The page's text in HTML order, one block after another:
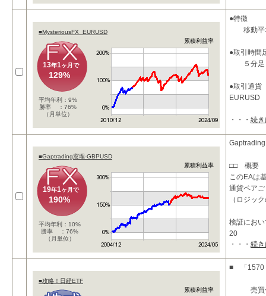
■MysteriousFX_EURUSD
累積利益率
13年1ヶ月で
129%
平均年利：9%
勝率 ：76%
（月単位）
●特徴
移動平均
●取引時間
５分足
●取引通貨
EURUSD
●パラメー
・・・ 続
■Gaptrading窓埋-GBPUSD
累積利益率
19年1ヶ月で
190%
平均年利：10%
勝率 ：76%
（月単位）
□□ 概要
このEAは
通貨ペア
（ロジッ
検証にお
20
・・・ 続
■攻略！日経ETF
累積利益率
■ 「1570
売買代金